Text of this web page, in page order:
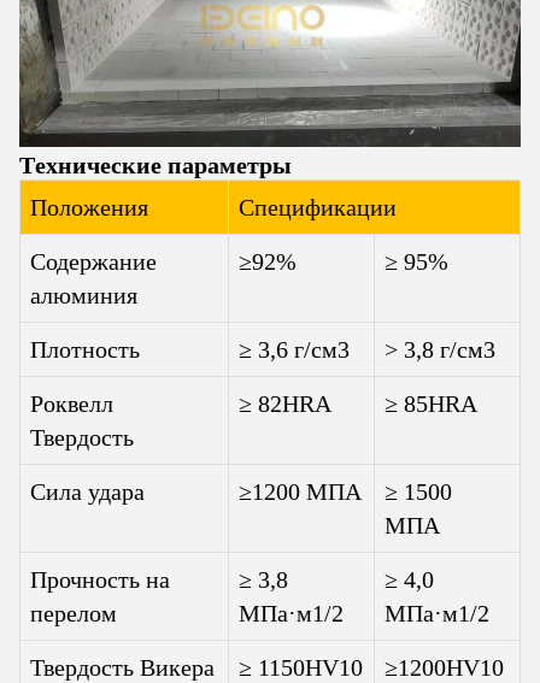
Технические параметры
Положения
Спецификации
Содержание
алюминия
≥92% ≥ 95%
Плотность ≥ 3,6 г/см3 > 3,8 г/см3
Роквелл
Твердость
≥ 82HRA ≥ 85HRA
Сила удара ≥1200 МПА
≥ 1500
МПА
Прочность на
перелом
≥ 3,8
МПа·м1/2
≥ 4,0
МПа·м1/2
Твердость Викера ≥ 1150HV10 ≥1200HV10